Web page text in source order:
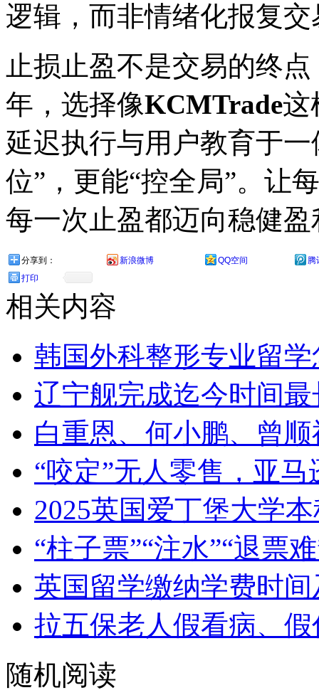
逻辑，而非情绪化报复交
止损止盈不是交易的终
年，选择像KCMTrade这
延迟执行与用户教育于
位”，更能“控全局”。让
每一次止盈都迈向稳健盈
分享到： 新浪微博 QQ空间
腾
打印
相关内容
韩国外科整形专业留
辽宁舰完成迄今时间
白重恩、何小鹏、曾
“咬定”无人零售，亚马
2025英国爱丁堡大学
“柱子票”“注水”“退票
英国留学缴纳学费时
拉五保老人假看病、
随机阅读